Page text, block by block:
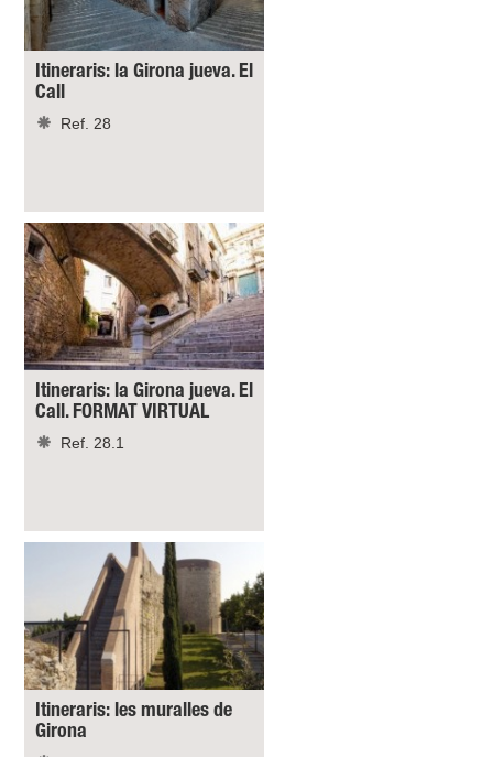
Itineraris: la Girona jueva. El
Call
Ref. 28
Itineraris: la Girona jueva. El
Call. FORMAT VIRTUAL
Ref. 28.1
Itineraris: les muralles de
Girona